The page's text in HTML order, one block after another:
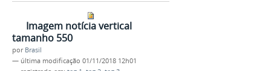
Imagem notícia vertical
tamanho 550
por Brasil
— última modificação 01/11/2018 12h01